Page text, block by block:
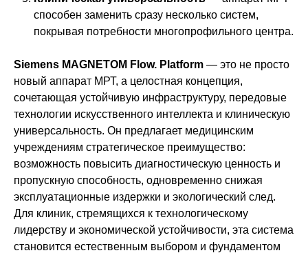
способен заменить сразу несколько систем,
покрывая потребности многопрофильного центра.​​
Siemens MAGNETOM Flow. Platform — это не просто
новый аппарат МРТ, а целостная концепция,
сочетающая устойчивую инфраструктуру, передовые
технологии искусственного интеллекта и клиническую
универсальность. Он предлагает медицинским
учреждениям стратегическое преимущество:
возможность повысить диагностическую ценность и
пропускную способность, одновременно снижая
эксплуатационные издержки и экологический след.
Для клиник, стремящихся к технологическому
лидерству и экономической устойчивости, эта система
становится естественным выбором и фундаментом